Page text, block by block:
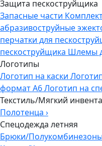
Защита пескоструйщика
Запасные части
абразивоструйные
перчатки для
пескоструйщика Шлемы
Логотипы
Логотип на каски
формат А6Логотип на
Текстиль/Мягкий
Полотенца ›
Спецодежда летняя
Брюки/